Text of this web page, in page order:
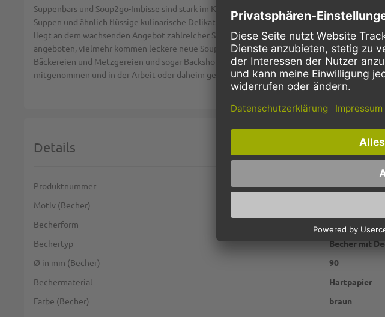
Suppenbars und Soup2go-Imbisse sind stark im Kommen: Denn Suppen zum Mitnehmen
Suppen und ähnlich flüssige kulinarische Delikatessen nicht mehr nur in der kalten
liegt an dem wachsenden Angebot zahlreicher Suppen-Betriebe, die eine Vielfalt von
angeboten, vielmehr kommen leckere neue Soup2go-Rezepte wie Curry-Kokos-Suppe,
Bäckereien und Metzgereien und sogar Backshops an Tankstellen bieten ihren Kunden
mitgenommen und in der Arbeit oder daheim gegessen.Mit den tollen Soup To Go-
Details
Weitere Informationen
Produktnummer
P2G8751
Motiv (Becher)
Becherform
rund
Bechertyp
Becher mit
Ø in mm (Becher)
90
Bechermaterial
Hartpapier
Farbe (Becher)
braun